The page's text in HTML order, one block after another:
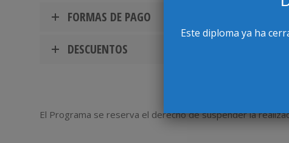
FORMAS DE PAGO
DESCUENTOS
El Programa se reserva el derecho de suspender la
Este diploma ya ha